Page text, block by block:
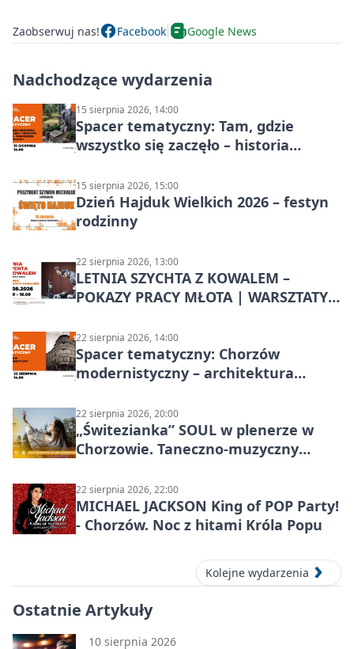
Zaobserwuj nas! Facebook Google News
Nadchodzące wydarzenia
15 sierpnia 2026, 14:00
Spacer tematyczny: Tam, gdzie
wszystko się zaczęło – historia
15 sierpnia 2026, 15:00
Dzień Hajduk Wielkich 2026 – festyn
rodzinny
22 sierpnia 2026, 13:00
LETNIA SZYCHTA Z KOWALEM –
POKAZY PRACY MŁOTA | WARSZTATY
22 sierpnia 2026, 14:00
Spacer tematyczny: Chorzów
modernistyczny – architektura
22 sierpnia 2026, 20:00
„Świtezianka” SOUL w plenerze w
Chorzowie. Taneczno-muzyczny
22 sierpnia 2026, 22:00
MICHAEL JACKSON King of POP Party!
- Chorzów. Noc z hitami Króla Popu
Kolejne wydarzenia
Ostatnie Artykuły
10 sierpnia 2026